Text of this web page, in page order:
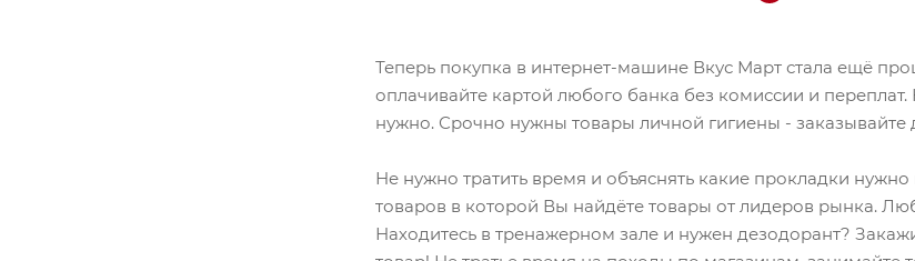
Теперь покупка в интернет-машине Вкус Март стала ещё
оплачивайте картой любого банка без комиссии и
нужно. Срочно нужны товары личной гигиены - заказывайте
Не нужно тратить время и объяснять какие прокладки
товаров в которой Вы найдёте товары от лидеров рынка.
Находитесь в тренажерном зале и нужен дезодорант?